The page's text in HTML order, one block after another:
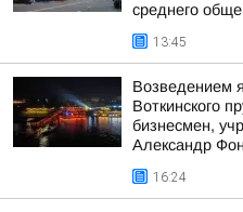
среднего
13:45
Возведением
Воткинского
бизнесмен,
Александр
16:24